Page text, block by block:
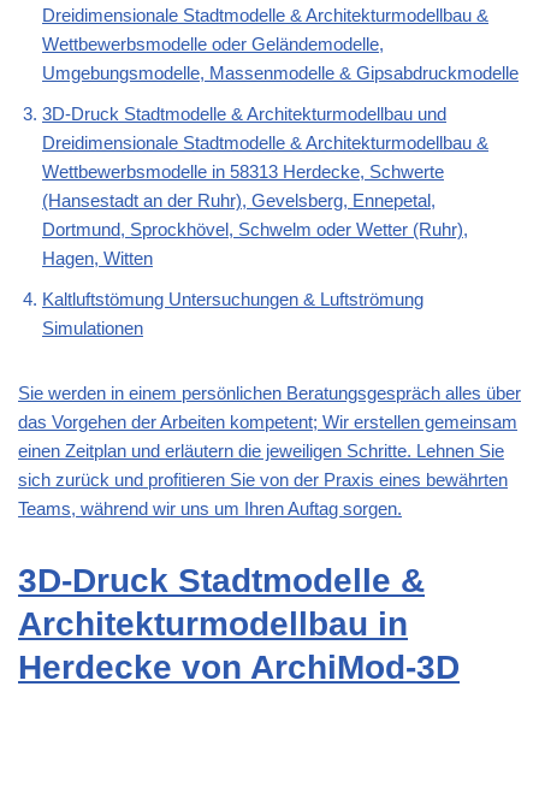
Dreidimensionale Stadtmodelle & Architekturmodellbau &
Wettbewerbsmodelle oder Geländemodelle,
Umgebungsmodelle, Massenmodelle & Gipsabdruckmodelle
3D-Druck Stadtmodelle & Architekturmodellbau und
Dreidimensionale Stadtmodelle & Architekturmodellbau &
Wettbewerbsmodelle in 58313 Herdecke, Schwerte
(Hansestadt an der Ruhr), Gevelsberg, Ennepetal,
Dortmund, Sprockhövel, Schwelm oder Wetter (Ruhr),
Hagen, Witten
Kaltluftstömung Untersuchungen & Luftströmung
Simulationen
Sie werden in einem persönlichen Beratungsgespräch alles über
das Vorgehen der Arbeiten kompetent; Wir erstellen gemeinsam
einen Zeitplan und erläutern die jeweiligen Schritte. Lehnen Sie
sich zurück und profitieren Sie von der Praxis eines bewährten
Teams, während wir uns um Ihren Auftag sorgen.
3D-Druck Stadtmodelle &
Architekturmodellbau in
Herdecke von ArchiMod-3D